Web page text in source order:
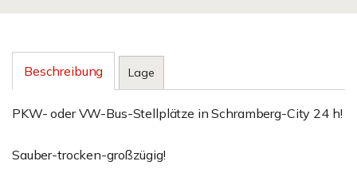
Beschreibung Lage
PKW- oder VW-Bus-Stellplätze in Schramberg-City 24 h!
Sauber-trocken-großzügig!